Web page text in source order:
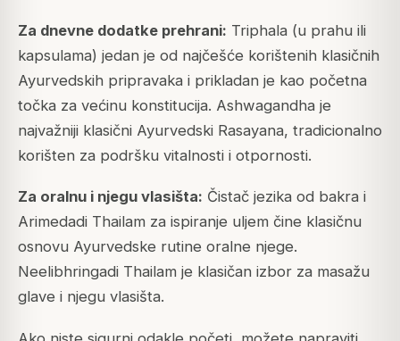
Za dnevne dodatke prehrani: Triphala (u prahu ili
kapsulama) jedan je od najčešće korištenih klasičnih
Ayurvedskih pripravaka i prikladan je kao početna
točka za većinu konstitucija. Ashwagandha je
najvažniji klasični Ayurvedski Rasayana, tradicionalno
korišten za podršku vitalnosti i otpornosti.
Za oralnu i njegu vlasišta: Čistač jezika od bakra i
Arimedadi Thailam za ispiranje uljem čine klasičnu
osnovu Ayurvedske rutine oralne njege.
Neelibhringadi Thailam je klasičan izbor za masažu
glave i njegu vlasišta.